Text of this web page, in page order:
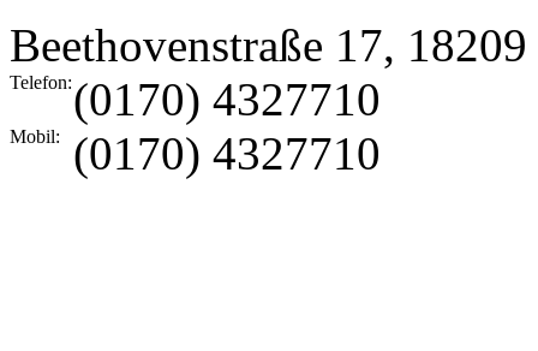
Beethovenstraße 17, 18209
Telefon:(0170) 4327710
Mobil: (0170) 4327710